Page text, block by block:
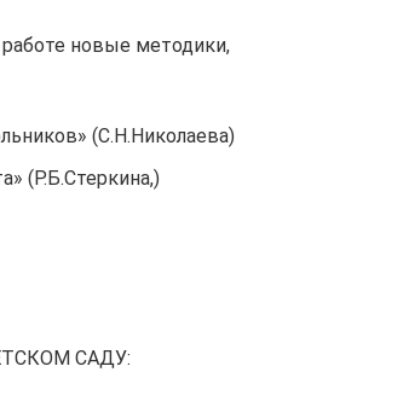
новые методики,
(С.Н.Николаева)
(Р.Б.Стеркина,)
САДУ: